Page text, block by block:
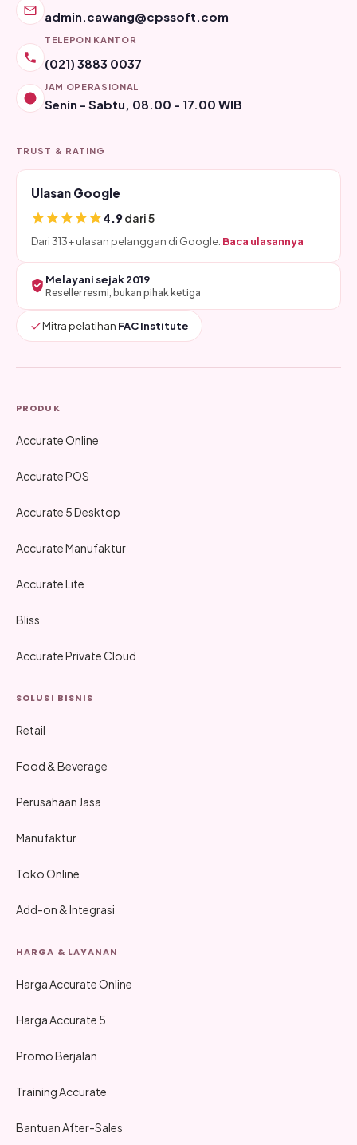
admin.cawang@cpssoft.com
TELEPON KANTOR
(021) 3883 0037
JAM OPERASIONAL
Senin - Sabtu, 08.00 - 17.00 WIB
TRUST & RATING
Ulasan Google
4.9dari 5
Dari 313+ ulasan pelanggan di Google. Baca ulasannya
Melayani sejak 2019
Reseller resmi, bukan pihak ketiga
Mitra pelatihan FAC Institute
PRODUK
Accurate Online
Accurate POS
Accurate 5 Desktop
Accurate Manufaktur
Accurate Lite
Bliss
Accurate Private Cloud
SOLUSI BISNIS
Retail
Food & Beverage
Perusahaan Jasa
Manufaktur
Toko Online
Add-on & Integrasi
HARGA & LAYANAN
Harga Accurate Online
Harga Accurate 5
Promo Berjalan
Training Accurate
Bantuan After-Sales